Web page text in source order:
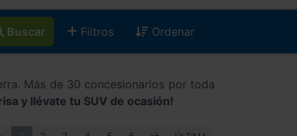
Buscar Filtros Ordenar
Más de 30 concesionarios por toda
y llévate tu SUV de ocasión!